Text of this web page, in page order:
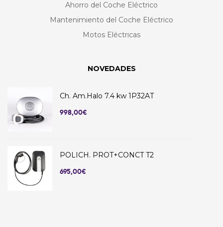
Ahorro del Coche Eléctrico
Mantenimiento del Coche Eléctrico
Motos Eléctricas
NOVEDADES
Ch. Am.Halo 7.4 kw 1P32AT
998,00€
POLICH. PROT+CONCT T2
695,00€